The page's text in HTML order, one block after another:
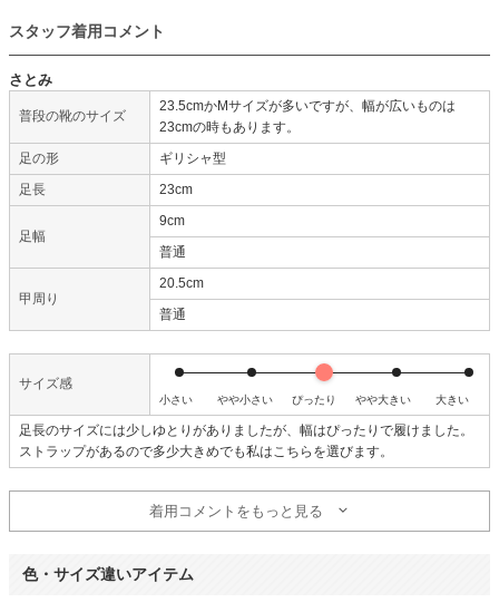
スタッフ着用コメント
さとみ
普段の靴のサイズ
23.5cmかMサイズが多いですが、幅が広いものは
23cmの時もあります。
足の形
ギリシャ型
足長
23cm
足幅
9cm
普通
甲周り
20.5cm
普通
サイズ感
小さい やや小さい ぴったり やや大きい 大きい
足長のサイズには少しゆとりがありましたが、幅はぴったりで履けました。
ストラップがあるので多少大きめでも私はこちらを選びます。
着用コメントをもっと見る
色・サイズ違いアイテム